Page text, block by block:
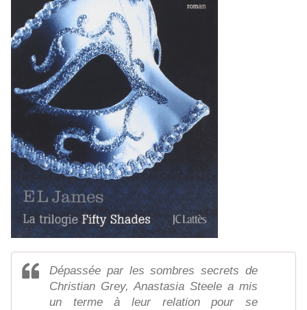
Dépassée par les sombres secrets de
Christian Grey, Anastasia Steele a mis
un terme à leur relation pour se